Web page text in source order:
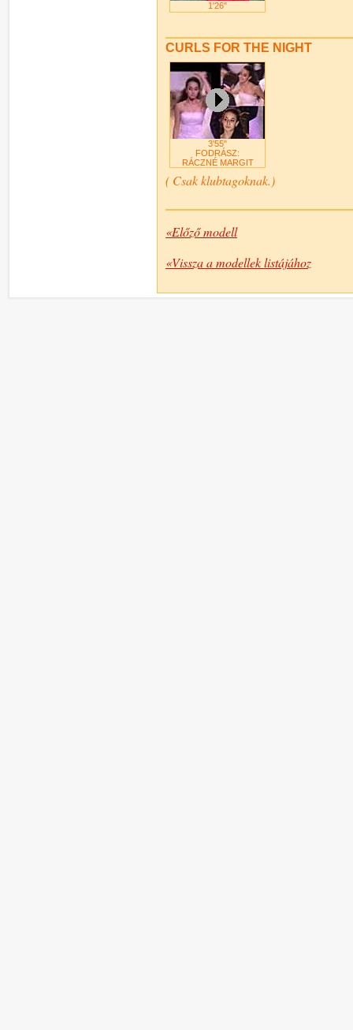
1'26"
CURLS FOR THE NIGHT
3'55"
FODRÁSZ:
RÁCZNÉ MARGIT
( Csak klubtagoknak.)
«Előző modell
«Vissza a modellek listájához